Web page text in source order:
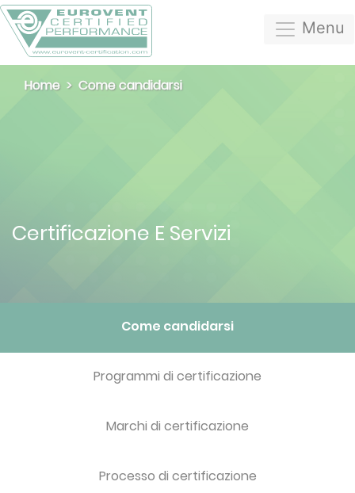
Menu
Home Come candidarsi
Certificazione E Servizi
Come candidarsi
Programmi di certificazione
Marchi di certificazione
Processo di certificazione